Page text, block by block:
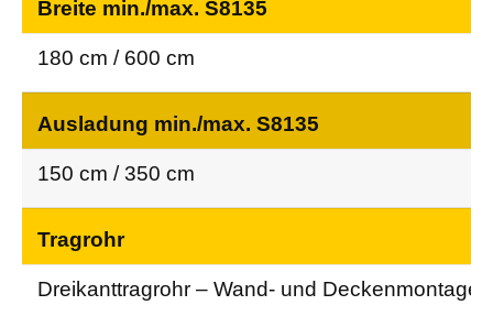
Breite min./max. S8135
180 cm / 600 cm
Ausladung min./max. S8135
150 cm / 350 cm
Tragrohr
Dreikanttragrohr – Wand- und Deckenmontage